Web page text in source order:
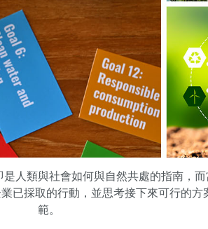
人類與社會如何與自然共處的指南，
已採取的行動，並思考接下來可行的方
範。